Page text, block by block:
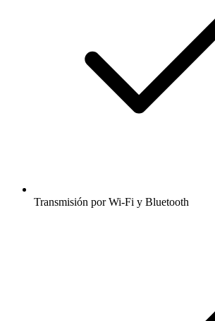
Transmisión por Wi-Fi y Bluetooth